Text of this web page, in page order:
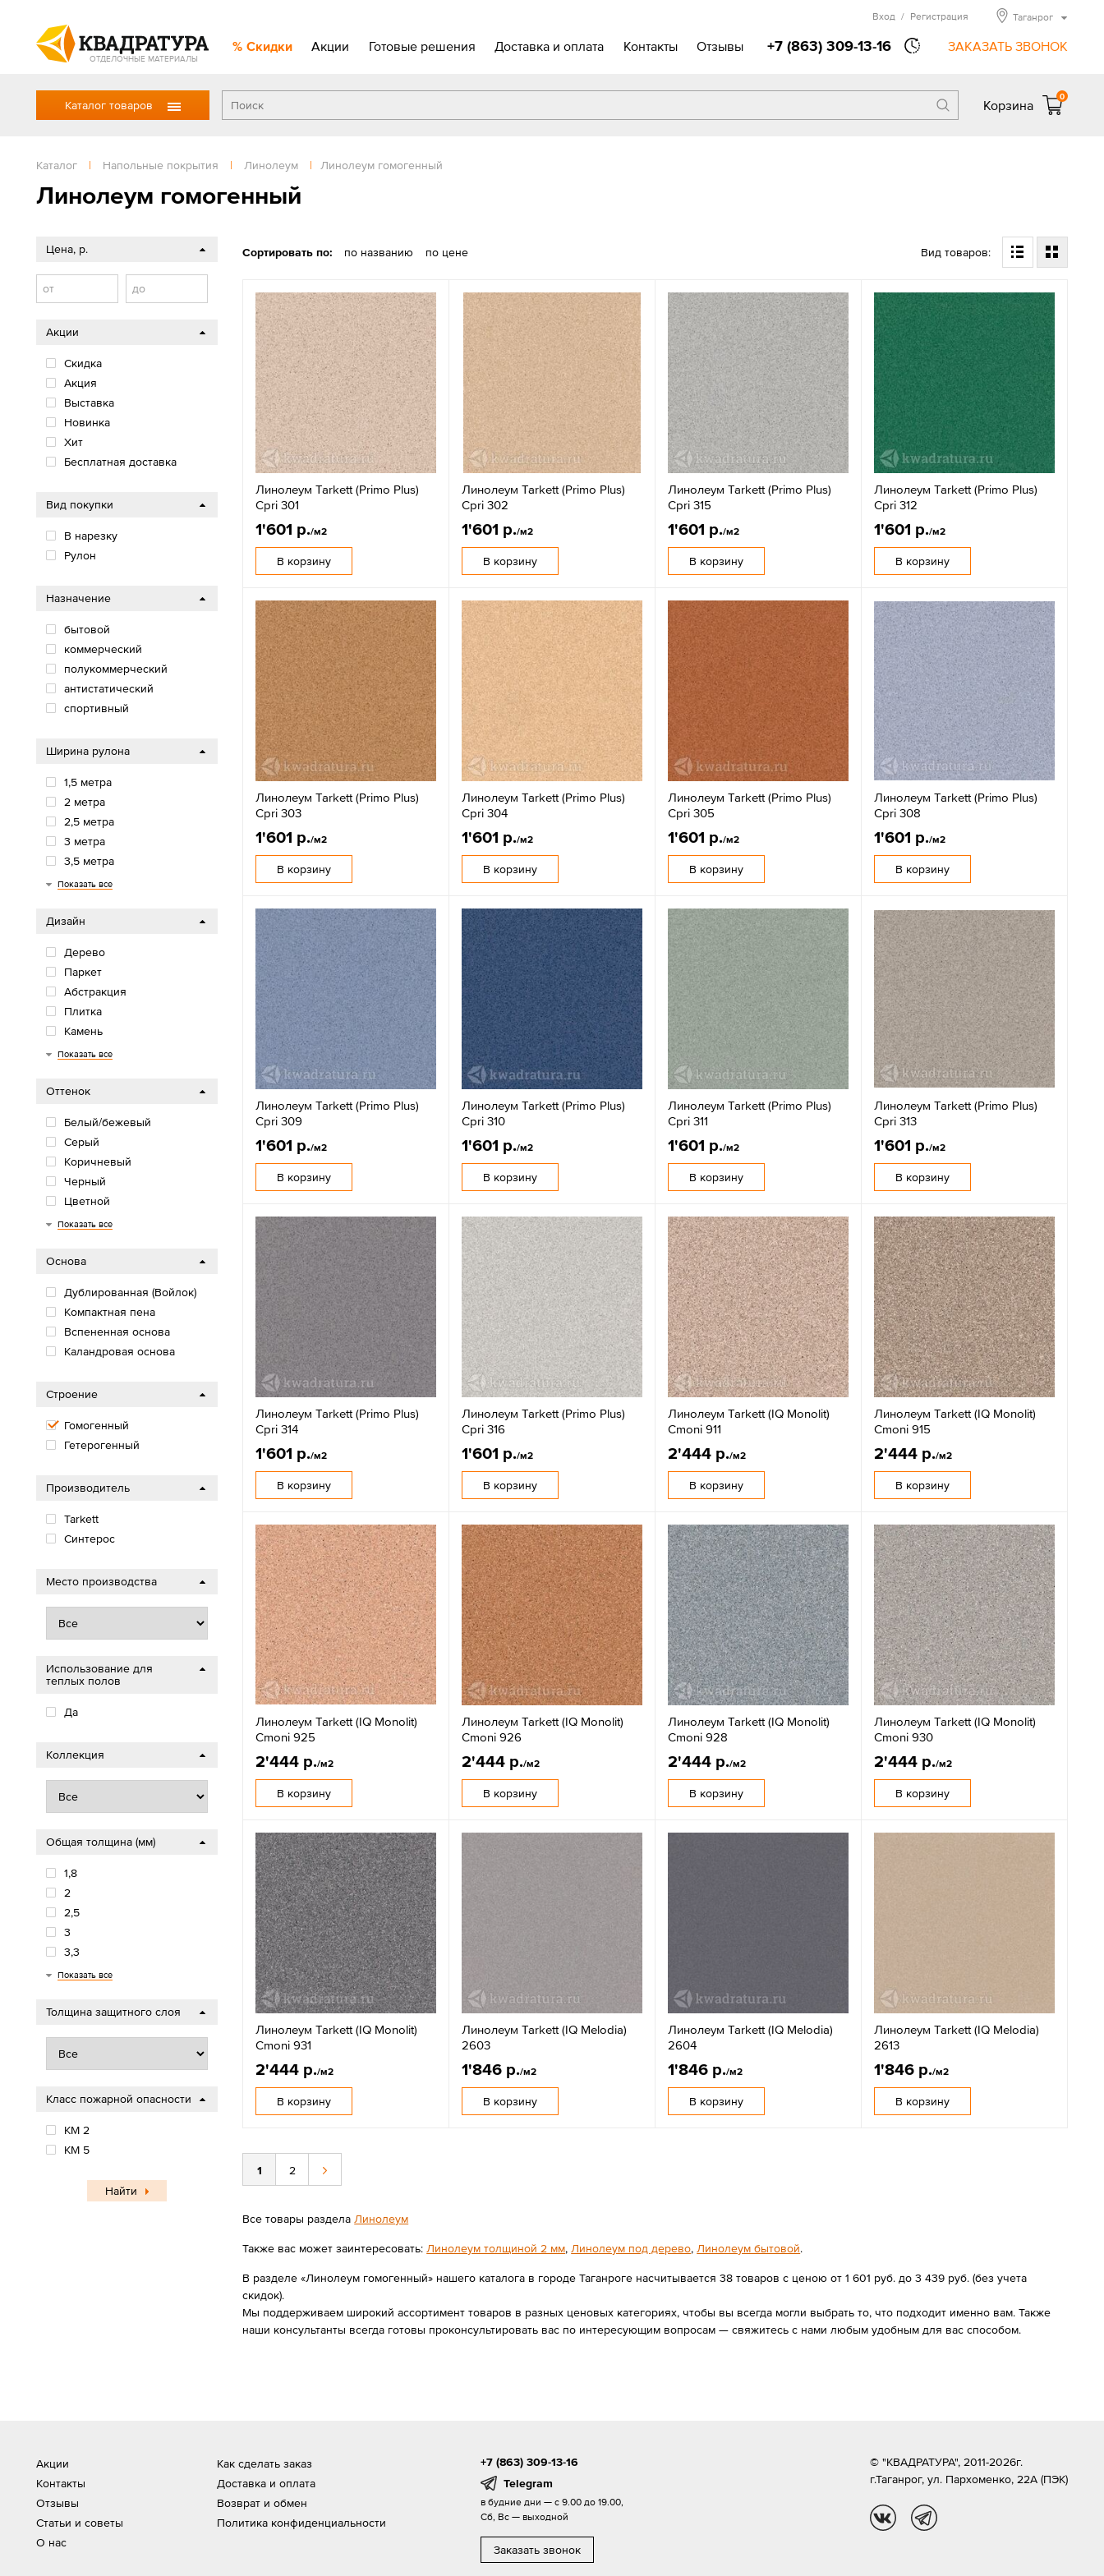
ОТДЕЛОЧНЫЕ МАТЕРИАЛЫ
Скидки Акции Готовые решения Доставка и оплата Контакты Отзывы +7 (863) 309-13-16 ЗАКАЗАТЬ ЗВОНОК
Вход / Регистрация Таганрог
Каталог товаров Корзина
0
Каталог | Напольные покрытия | Линолеум | Линолеум гомогенный
Линолеум гомогенный
Сортировать по: по названию по цене Вид товаров:
Линолеум Tarkett (Primo Plus)
Cpri 301
1'601 р./м2
В корзину
Линолеум Tarkett (Primo Plus)
Cpri 302
1'601 р./м2
В корзину
Линолеум Tarkett (Primo Plus)
Cpri 315
1'601 р./м2
В корзину
Линолеум Tarkett (Primo Plus)
Cpri 312
1'601 р./м2
В корзину
Линолеум Tarkett (Primo Plus)
Cpri 303
1'601 р./м2
В корзину
Линолеум Tarkett (Primo Plus)
Cpri 304
1'601 р./м2
В корзину
Линолеум Tarkett (Primo Plus)
Cpri 305
1'601 р./м2
В корзину
Линолеум Tarkett (Primo Plus)
Cpri 308
1'601 р./м2
В корзину
Линолеум Tarkett (Primo Plus)
Cpri 309
1'601 р./м2
В корзину
Линолеум Tarkett (Primo Plus)
Cpri 310
1'601 р./м2
В корзину
Линолеум Tarkett (Primo Plus)
Cpri 311
1'601 р./м2
В корзину
Линолеум Tarkett (Primo Plus)
Cpri 313
1'601 р./м2
В корзину
Линолеум Tarkett (Primo Plus)
Cpri 314
1'601 р./м2
В корзину
Линолеум Tarkett (Primo Plus)
Cpri 316
1'601 р./м2
В корзину
Линолеум Tarkett (IQ Monolit)
Cmoni 911
2'444 р./м2
В корзину
Линолеум Tarkett (IQ Monolit)
Cmoni 915
2'444 р./м2
В корзину
Линолеум Tarkett (IQ Monolit)
Cmoni 925
2'444 р./м2
В корзину
Линолеум Tarkett (IQ Monolit)
Cmoni 926
2'444 р./м2
В корзину
Линолеум Tarkett (IQ Monolit)
Cmoni 928
2'444 р./м2
В корзину
Линолеум Tarkett (IQ Monolit)
Cmoni 930
2'444 р./м2
В корзину
Линолеум Tarkett (IQ Monolit)
Cmoni 931
2'444 р./м2
В корзину
Линолеум Tarkett (IQ Melodia)
2603
1'846 р./м2
В корзину
Линолеум Tarkett (IQ Melodia)
2604
1'846 р./м2
В корзину
Линолеум Tarkett (IQ Melodia)
2613
1'846 р./м2
В корзину
1 2
Все товары раздела Линолеум
Также вас может заинтересовать: Линолеум толщиной 2 мм, Линолеум под дерево, Линолеум бытовой.
В разделе «Линолеум гомогенный» нашего каталога в городе Таганроге насчитывается 38 товаров с ценою от 1 601 руб. до 3 439 руб. (без учета
скидок).
Мы поддерживаем широкий ассортимент товаров в разных ценовых категориях, чтобы вы всегда могли выбрать то, что подходит именно вам. Также
наши консультанты всегда готовы проконсультировать вас по интересующим вопросам — свяжитесь с нами любым удобным для вас способом.
Цена, р.
от до
Акции
Скидка
Акция
Выставка
Новинка
Хит
Бесплатная доставка
Вид покупки
В нарезку
Рулон
Назначение
бытовой
коммерческий
полукоммерческий
антистатический
спортивный
Ширина рулона
1,5 метра
2 метра
2,5 метра
3 метра
3,5 метра
4 метра
5 метров
Показать все
Дизайн
Дерево
Паркет
Абстракция
Плитка
Камень
Однотонные (крошка)
Дизайнерские
Детские
Бетон
Показать все
Оттенок
Белый/бежевый
Серый
Коричневый
Черный
Цветной
Синий
Красный
Зеленый
Оранжевый
Бежевый
Показать все
Основа
Дублированная (Войлок)
Компактная пена
Вспененная основа
Каландровая основа
Строение
Гомогенный
Гетерогенный
Производитель
Tarkett
Cинтерос
Место производства
Использование для
теплых полов
Да
Коллекция
Общая толщина (мм)
1,8
2
2,5
3
3,3
3,5
3,7
4
4,5
Показать все
Толщина защитного слоя
Класс пожарной опасности
КМ 2
КМ 5
Найти
Акции
Контакты
Отзывы
Статьи и советы
О нас
Как сделать заказ
Доставка и оплата
Возврат и обмен
Политика конфиденциальности
+7 (863) 309-13-16
Telegram
в будние дни — с 9.00 до 19.00,
Сб, Вс — выходной
Заказать звонок
© "КВАДРАТУРА", 2011-2026г.
г.Таганрог, ул. Пархоменко, 22А (ПЭК)